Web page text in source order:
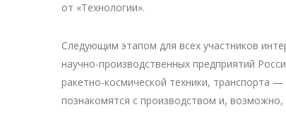
от «Технологии».
Следующим этапом для всех участников
научно-производственных предприятий
ракетно-космической техники, транспорта
познакомятся с производством и,